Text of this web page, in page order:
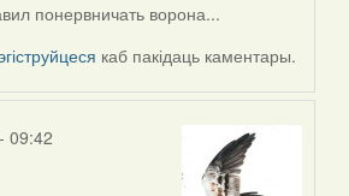
понервничать ворона...
каб пакідаць каментары.
09:42